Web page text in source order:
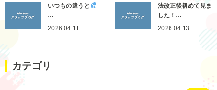
いつもの違うと
…
2026.04.11
法改正後初めて見ま
した！…
2026.04.13
カテゴリ